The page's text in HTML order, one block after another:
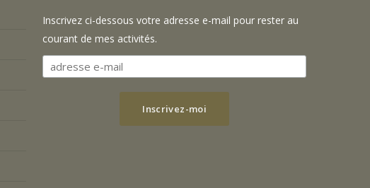
Inscrivez ci-dessous votre adresse e-mail pour rester au
courant de mes activités.